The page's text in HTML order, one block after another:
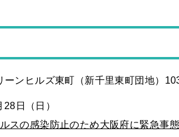
ーンヒルズ東町（新千里東町団地）
日（日）
スの感染防止のため大阪府に緊急事